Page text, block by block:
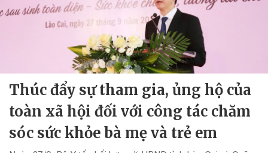
Thúc đẩy sự tham gia, ủng hộ của
toàn xã hội đối với công tác chăm
sóc sức khỏe bà mẹ và trẻ em